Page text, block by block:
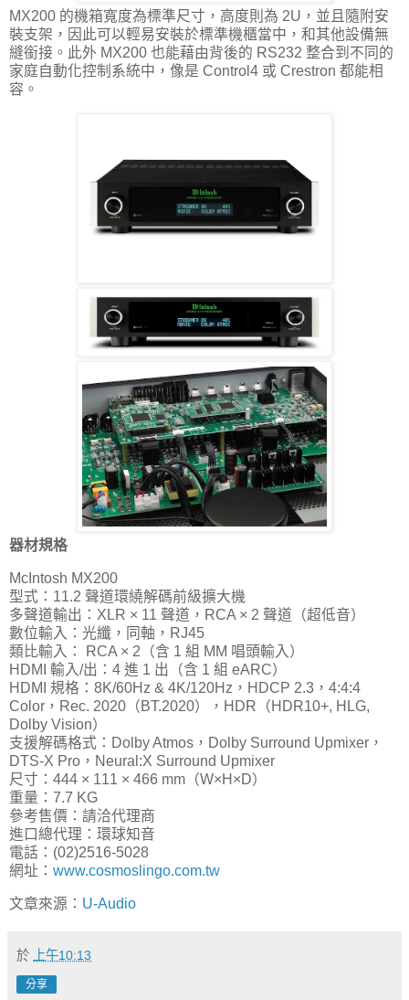
MX200 的機箱寬度為標準尺寸，高度則為 2U，並且隨附安
裝支架，因此可以輕易安裝於標準機櫃當中，和其他設備無
縫銜接。此外 MX200 也能藉由背後的 RS232 整合到不同的
家庭自動化控制系統中，像是 Control4 或 Crestron 都能相
容。
器材規格
McIntosh MX200
型式：11.2 聲道環繞解碼前級擴大機
多聲道輸出：XLR × 11 聲道，RCA × 2 聲道（超低音）
數位輸入：光纖，同軸，RJ45
類比輸入： RCA × 2（含 1 組 MM 唱頭輸入）
HDMI 輸入/出：4 進 1 出（含 1 組 eARC）
HDMI 規格：8K/60Hz & 4K/120Hz，HDCP 2.3，4:4:4
Color，Rec. 2020（BT.2020），HDR（HDR10+, HLG,
Dolby Vision）
支援解碼格式：Dolby Atmos，Dolby Surround Upmixer，
DTS-X Pro，Neural:X Surround Upmixer
尺寸：444 × 111 × 466 mm（W×H×D）
重量：7.7 KG
參考售價：請洽代理商
進口總代理：環球知音
電話：(02)2516-5028
網址： www.cosmoslingo.com.tw
文章來源： U-Audio
於 上午10:13
分享